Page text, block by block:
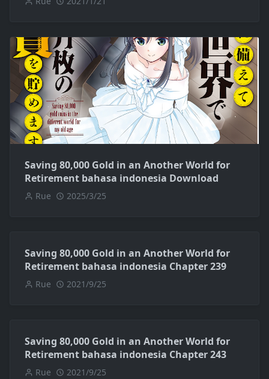
Saving 80,000 Gold in an Another World for
Retirement bahasa indonesia Download
Rue 2025/3/25
Saving 80,000 Gold in an Another World for
Retirement bahasa indonesia Chapter 239
Rue 2021/9/25
Saving 80,000 Gold in an Another World for
Retirement bahasa indonesia Chapter 243
Rue 2021/9/25